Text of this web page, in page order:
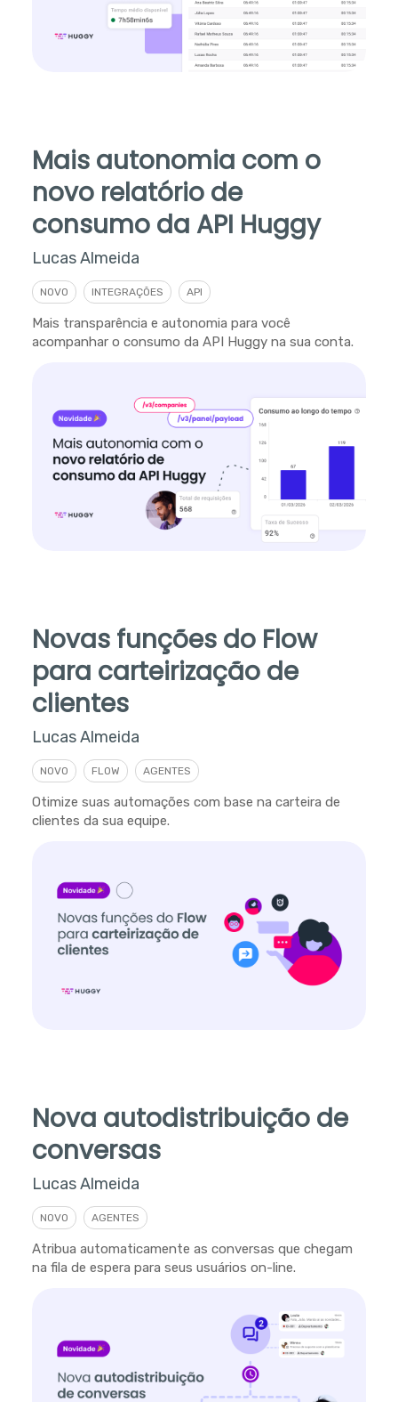
Mais autonomia com o
novo relatório de
consumo da API Huggy
Lucas Almeida
NOVO INTEGRAÇÕES API
Mais transparência e autonomia para você
acompanhar o consumo da API Huggy na sua conta.
Novas funções do Flow
para carteirização de
clientes
Lucas Almeida
NOVO FLOW AGENTES
Otimize suas automações com base na carteira de
clientes da sua equipe.
Nova autodistribuição de
conversas
Lucas Almeida
NOVO AGENTES
Atribua automaticamente as conversas que chegam
na fila de espera para seus usuários on-line.